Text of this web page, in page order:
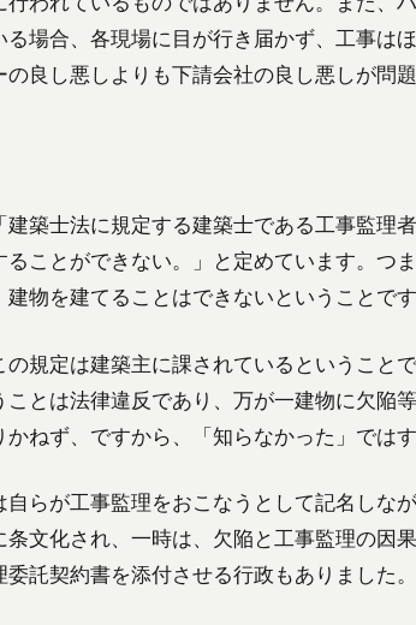
場合、各現場に目が行き届かず、工事は
良し悪しよりも下請会社の良し悪しが問
築士法に規定する建築士である工事監理
ことができない。」と定めています。つ
物を建てることはできないということです
規定は建築主に課されているということ
とは法律違反であり、万が一建物に欠陥
ねず、ですから、「知らなかった」ではす
らが工事監理をおこなうとして記名しな
文化され、一時は、欠陥と工事監理の因
託契約書を添付させる行政もありました。